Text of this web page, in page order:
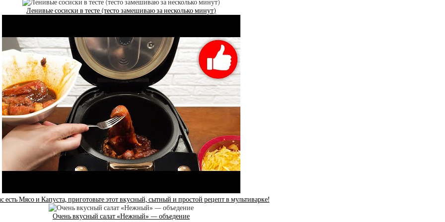
Ленивые сосиски в тесте (тесто замешиваю за несколько минут)
есть Мясо и Капуста, приготовьте этот вкусный, сытный и простой рецепт в мультиварке!
Очень вкусный салат «Нежный» — объедение